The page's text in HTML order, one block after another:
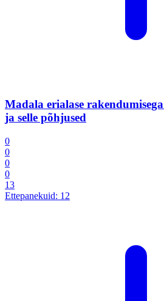
Madala erialase
ja selle põhjused
0
0
0
0
13
Ettepanekuid: 12